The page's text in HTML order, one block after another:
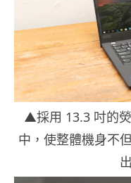
▲採用 13.3 吋的
中，使整體機身不